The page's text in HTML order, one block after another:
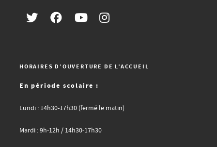
HORAIRES D’OUVERTURE DE L’ACCUEIL
En période scolaire :
Lundi : 14h30-17h30 (fermé le matin)
Mardi : 9h-12h / 14h30-17h30